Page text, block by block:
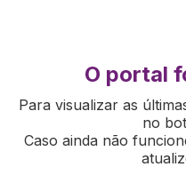
O portal
Para visualizar as
no
Caso ainda não